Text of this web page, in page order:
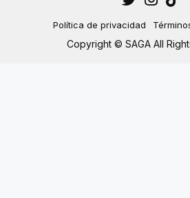
Política de privacidad
Copyright © SAGA All